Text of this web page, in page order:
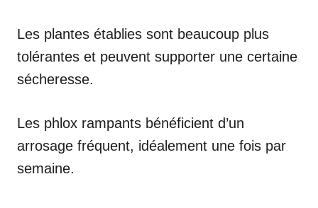
Les plantes établies sont beaucoup plus
tolérantes et peuvent supporter une certaine
sécheresse.
Les phlox rampants bénéficient d’un
arrosage fréquent, idéalement une fois par
semaine.